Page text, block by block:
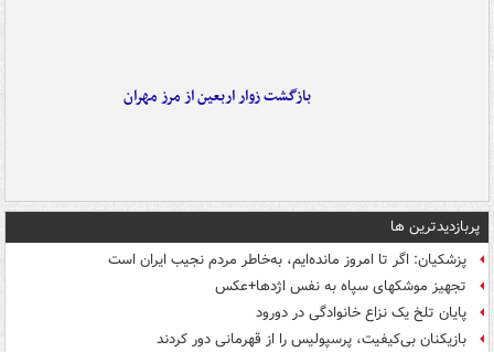
بازگشت زوار اربعین از مرز مهران
پربازدیدترین ها
پزشکیان: اگر تا امروز مانده‌ایم، به‌خاطر مردم نجیب ایران است
تجهیز موشکهای سپاه به نفس اژدها+عکس
پایان تلخ یک نزاع خانوادگی در دورود
بازیکنان بی‌کیفیت، پرسپولیس را از قهرمانی دور کردند